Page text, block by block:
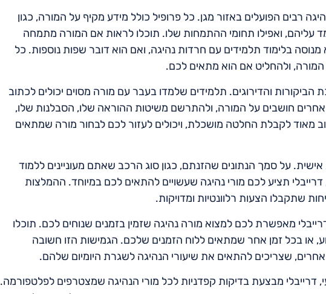
רבים הפועלים באזור מגן. כל פרופיל כולל מידע מקיף על המורה, כגון
עליהם, ואפילו תחומי ההתמחות שלו. תוכלו לראות אם המורה מתמחה
מנוסה בלימוד תלמידים עם חרדות נהיגה, ואם הוא דובר שפות נוספות. כל
ולהחליט אם הוא מתאים לכם.
הביקורות והדירוגים. תלמידים שלמדו בעבר עם מורה מסוים יכולים לכתוב
אחרים חושבים על המורה, ולהתרשם משיטות ההוראה שלו, הסבלנות שלו,
מאוד לקבלת החלטה מושכלת, ויכולים לעזור לכם לבחור מורה שמתאים
על סמך הנתונים שהזנתם, כגון סוג הרכב שאתם מעוניינים ללמוד
תציע לכם מורי נהיגה שעשויים להתאים לכם במיוחד. ההמלצות
שתקבלו הצעות רלוונטיות ומדויקות.
מאפשרת לכם למצוא מורה נהיגה שזמין בזמנים שנוחים לכם. תוכלו
או בכל זמן אחר שמתאים ללוח הזמנים שלכם. הגמישות הזו חשובה
אחרים, שצריכים להתאים את שיעורי הנהיגה לשגרת היומיום שלהם.
דרייבלי מבצעת בדיקות קפדניות לכל מורי הנהיגה שמצטרפים לפלטפורמה.